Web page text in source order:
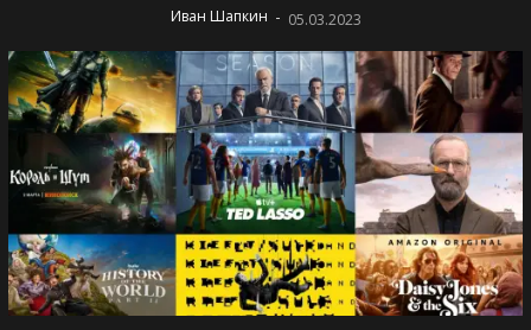
Иван Шапкин - 05.03.2023